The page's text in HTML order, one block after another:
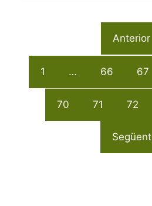
Anterior
1 … 66 67
70 71 72
Següent